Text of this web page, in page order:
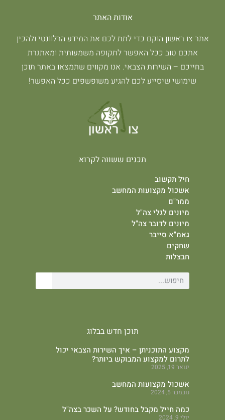
אודות האתר
אתר צו ראשון הוקם כדי לתת לכם את המידע הרלוונטי ולהכין
אתכם טוב ככל האפשר לתקופה משמעותית ומאתגרת
בחייכם – השירות הצבאי. אנו מקווים שתמצאו באתר תוכן
שימושי שיסייע לכם להגיע משופשפים ככל האפשר!
תכנים ששווה לקרוא
חיל תקשוב
אשכול מקצועות המחשב
ממר"ם
מיונים לגלי צה"ל
מיונים לדובר צה"ל
גאמ"א סייבר
שחקים
חבצלות
תוכן חדש בבלוג
מקצוע התוכניתן – איך השירות הצבאי יכול
לתרום למקצוע המבוקש ביותר?
ינואר 19, 2025
אשכול מקצועות המחשב
נובמבר 5, 2024
כמה חייל מקבל בחודש? על השכר בצה"ל
יולי 9, 2024